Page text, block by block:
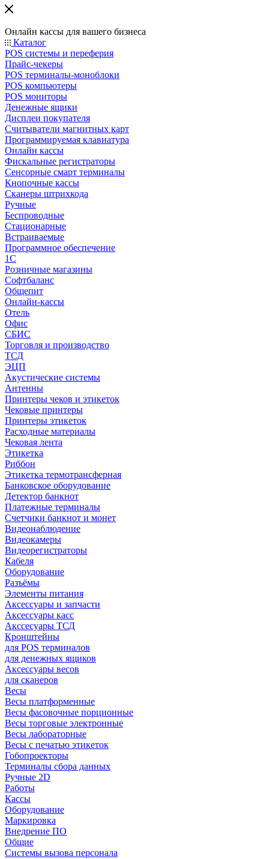
Онлайн кассы для вашего бизнеса
Каталог
POS системы и переферия
Прайс-чекеры
POS терминалы-моноблоки
POS компьютеры
POS мониторы
Денежные ящики
Дисплеи покупателя
Считыватели магнитных карт
Программируемая клавиатура
Онлайн кассы
Фискальные регистраторы
Сенсорные смарт терминалы
Кнопочные кассы
Сканеры штрихкода
Ручные
Беспроводные
Стационарные
Встраиваемые
Программное обеспечение
1С
Розничные магазины
Софтбаланс
Общепит
Онлайн-кассы
Отель
Офис
СБИС
Торговля и производство
ТСД
ЭЦП
Акустические системы
Антенны
Принтеры чеков и этикеток
Чековые принтеры
Принтеры этикеток
Расходные материалы
Чековая лента
Этикетка
Риббон
Этикетка термотрансферная
Банковское оборудование
Детектор банкнот
Платежные терминалы
Счетчики банкнот и монет
Видеонаблюдение
Видеокамеры
Видеорегистраторы
Кабеля
Оборудование
Разъёмы
Элементы питания
Аксессуары и запчасти
Аксессуары касс
Акссесуары ТСД
Кронштейны
для POS терминалов
для денежных ящиков
Аксессуары весов
для сканеров
Весы
Весы платформенные
Весы фасовочные порционные
Весы торговые электронные
Весы лабораторные
Весы с печатью этикеток
Гобопроекторы
Терминалы сбора данных
Ручные 2D
Работы
Кассы
Оборудование
Маркировка
Внедрение ПО
Общие
Системы вызова персонала